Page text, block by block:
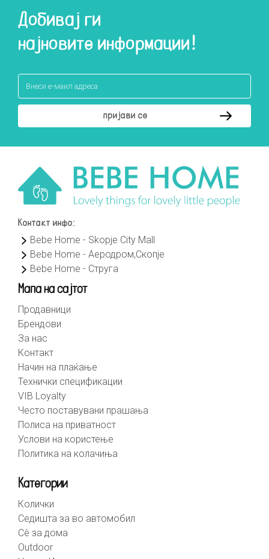
Добивај ги
најновите информации!
Контакт инфо:
Bebe Home - Skopje City Mall
Bebe Home - Аеродром,Скопје
Bebe Home - Струга
Мапа на сајтот
Продавници
Брендови
За нас
Контакт
Начин на плаќање
Технички спецификации
VIB Loyalty
Често поставувани прашања
Полиса на приватност
Услови на користење
Политика на колачиња
Категории
Колички
Седишта за во автомобил
Сè за дома
Outdoor